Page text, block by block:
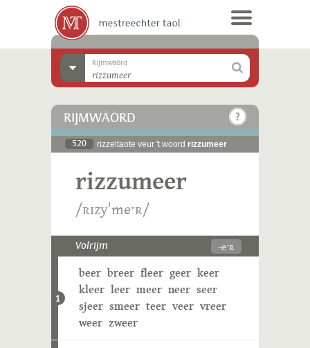
Rijmwäörd
RIJMWÄÖRD
520 rizzeltaote veur 't woord rizzumeer
rizzumeer
/ʀɪzyˈmeˑʀ/
Volrijm -eˑʀ
1
beer breer fleer geer keer
kleer leer meer neer seer
sjeer smeer teer veer vreer
weer zweer